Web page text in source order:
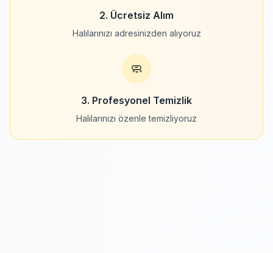
2. Ücretsiz Alım
Halılarınızı adresinizden alıyoruz
🧼
3. Profesyonel Temizlik
Halılarınızı özenle temizliyoruz